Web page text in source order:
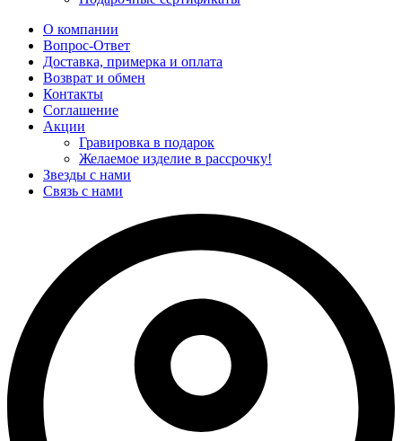
О компании
Вопрос-Ответ
Доставка, примерка и оплата
Возврат и обмен
Контакты
Соглашение
Акции
Гравировка в подарок
Желаемое изделие в рассрочку!
Звезды с нами
Связь с нами